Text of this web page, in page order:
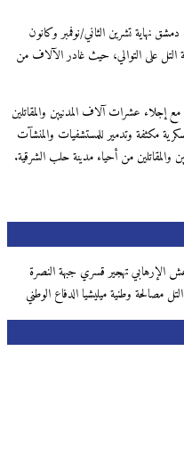
نهاية تشرين الثاني/نوفمبر وكانون
على التوالي، حيث غادر الآلاف من
إجلاء عشرات آلاف المدنيين والمقاتلين
مكثفة وتدمير للمستشفيات والمنشآت
من أحياء مدينة حلب الشرقية.
الإرهابي تهجير قسري جبهة النصرة
مصالحة وطنية ميليشيا الدفاع الوطني